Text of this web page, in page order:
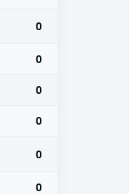
0
0
0
0
0
0